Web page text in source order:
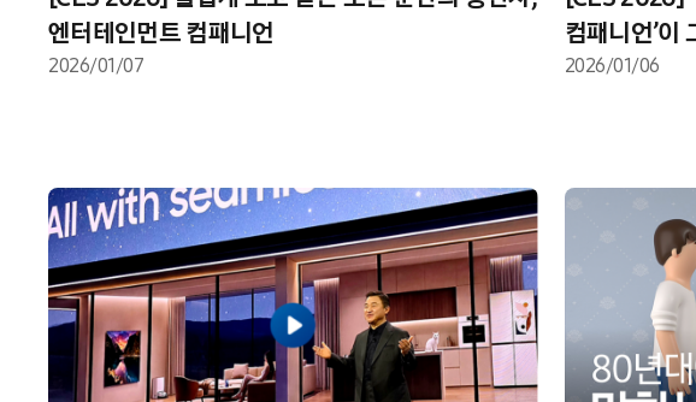
엔터테인먼트 컴패니언
2026/01/07
컴패니언’이
2026/01/06